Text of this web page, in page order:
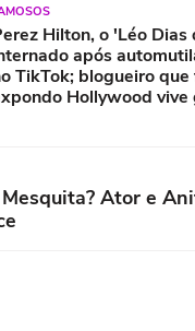
Hilton, o 'Léo Dias
após
TikTok; blogueiro
Hollywood vive
Ator e